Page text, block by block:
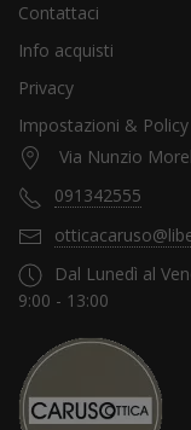
Contattaci
Info acquisti
Privacy
Impostazioni &
Via Nunzio
091342555
Dal Lunedì al
9:00 - 13:00